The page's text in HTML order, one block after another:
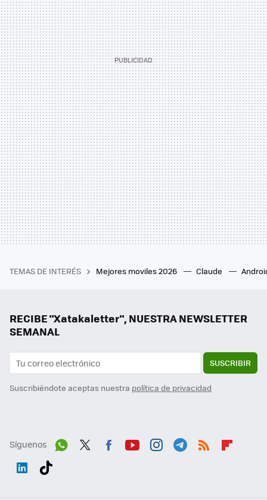
TEMAS DE INTERÉS Mejores moviles 2026 Claude
RECIBE "Xatakaletter", NUESTRA NEWSLETTER
SEMANAL
SUSCRIBIR
Suscribiéndote aceptas nuestra política de privacidad
Síguenos